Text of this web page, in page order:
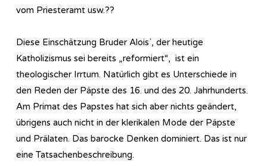
vom Priesteramt usw.??
Diese Einschätzung Bruder Alois`, der heutige
Katholizismus sei bereits „reformiert“, ist ein
theologischer Irrtum. Natürlich gibt es Unterschiede in
den Reden der Päpste des 16. und des 20. Jahrhunderts.
Am Primat des Papstes hat sich aber nichts geändert,
übrigens auch nicht in der klerikalen Mode der Päpste
und Prälaten. Das barocke Denken dominiert. Das ist nur
eine Tatsachenbeschreibung.